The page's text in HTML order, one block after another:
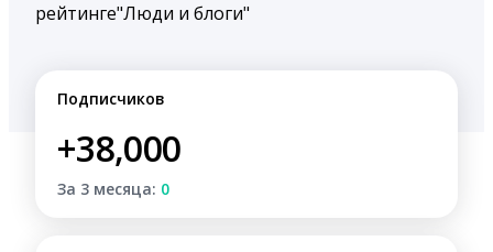
рейтинге"Люди и блоги"
Подписчиков
+38,000
За 3 месяца: 0